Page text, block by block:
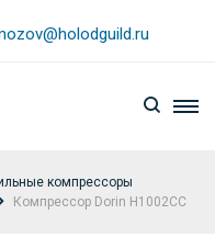
компрессоры
Компрессор Dorin H1002CC